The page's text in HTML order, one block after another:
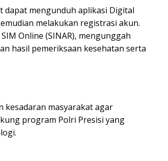
dapat mengunduh aplikasi Digital
melakukan registrasi akun.
Online (SINAR), mengunggah
hasil pemeriksaan kesehatan serta
kesadaran masyarakat agar
program Polri Presisi yang